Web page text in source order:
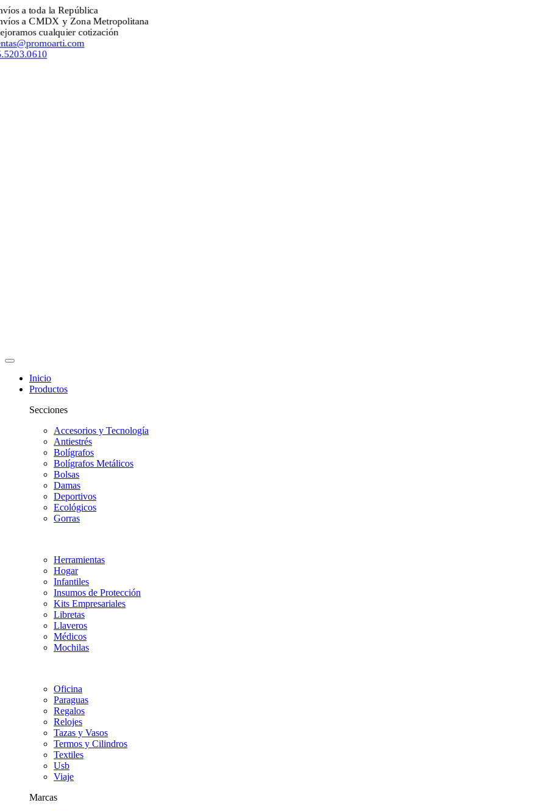
a toda la República
a CMDX y Zona Metropolitana
cualquier cotización
Inicio
Productos
Secciones
Accesorios y Tecnología
Antiestrés
Bolígrafos
Bolígrafos Metálicos
Bolsas
Damas
Deportivos
Ecológicos
Gorras
Herramientas
Hogar
Infantiles
Insumos de Protección
Kits Empresariales
Libretas
Llaveros
Médicos
Mochilas
Oficina
Paraguas
Regalos
Relojes
Tazas y Vasos
Termos y Cilindros
Textiles
Usb
Viaje
Marcas